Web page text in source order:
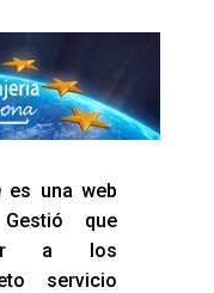
es una web
que
a los
servicio